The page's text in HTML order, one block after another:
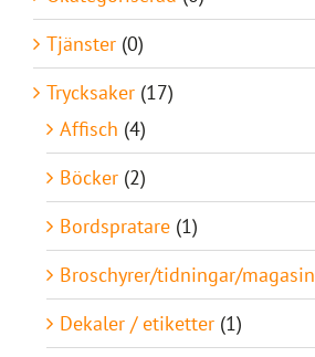
Tjänster (0)
Trycksaker (17)
Affisch (4)
Böcker (2)
Bordspratare (1)
Broschyrer/tidningar/magasin
Dekaler / etiketter (1)